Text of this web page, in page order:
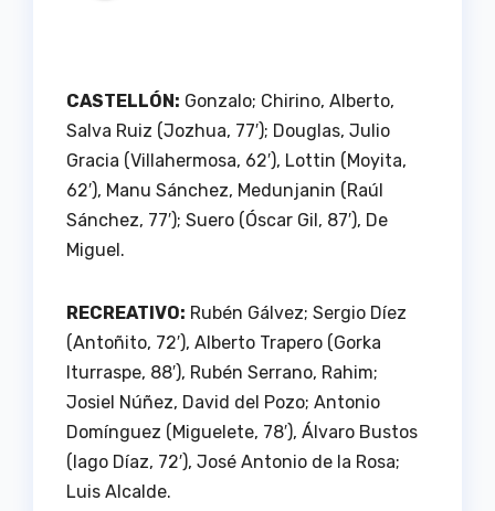
CASTELLÓN: Gonzalo; Chirino, Alberto,
Salva Ruiz (Jozhua, 77′); Douglas, Julio
Gracia (Villahermosa, 62′), Lottin (Moyita,
62′), Manu Sánchez, Medunjanin (Raúl
Sánchez, 77′); Suero (Óscar Gil, 87′), De
Miguel.
RECREATIVO: Rubén Gálvez; Sergio Díez
(Antoñito, 72′), Alberto Trapero (Gorka
Iturraspe, 88′), Rubén Serrano, Rahim;
Josiel Núñez, David del Pozo; Antonio
Domínguez (Miguelete, 78′), Álvaro Bustos
(Iago Díaz, 72′), José Antonio de la Rosa;
Luis Alcalde.